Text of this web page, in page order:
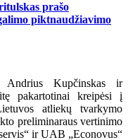
prašo
piktnaudžiavimo
Andrius Kupčinskas ir
pakartotinai kreipėsi į
atliekų tvarkymo
preliminaraus vertinimo
ir UAB „Econovus“